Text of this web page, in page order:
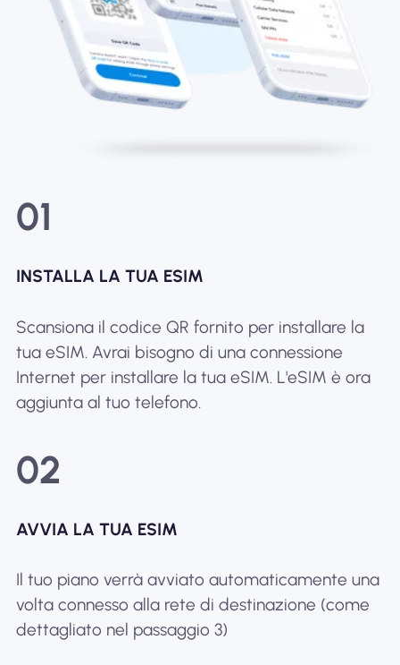
01
INSTALLA LA TUA ESIM
Scansiona il codice QR fornito per installare la
tua eSIM. Avrai bisogno di una connessione
Internet per installare la tua eSIM. L'eSIM è ora
aggiunta al tuo telefono.
02
AVVIA LA TUA ESIM
Il tuo piano verrà avviato automaticamente una
volta connesso alla rete di destinazione (come
dettagliato nel passaggio 3)